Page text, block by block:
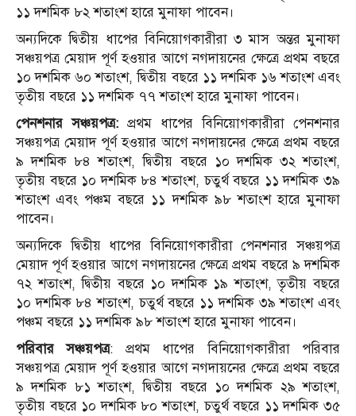
১১ দশমিক ৮২ শতাংশ হারে মুনাফা পাবেন।
অন্যদিকে দ্বিতীয় ধাপের বিনিয়োগকারীরা ৩ মাস অন্তর মুনাফা
সঞ্চয়পত্র মেয়াদ পূর্ণ হওয়ার আগে নগদায়নের ক্ষেত্রে প্রথম বছরে
১০ দশমিক ৬০ শতাংশ, দ্বিতীয় বছরে ১১ দশমিক ১৬ শতাংশ এবং
তৃতীয় বছরে ১১ দশমিক ৭৭ শতাংশ হারে মুনাফা পাবেন।
পেনশনার সঞ্চয়পত্র: প্রথম ধাপের বিনিয়োগকারীরা পেনশনার
সঞ্চয়পত্র মেয়াদ পূর্ণ হওয়ার আগে নগদায়নের ক্ষেত্রে প্রথম বছরে
৯ দশমিক ৮৪ শতাংশ, দ্বিতীয় বছরে ১০ দশমিক ৩২ শতাংশ,
তৃতীয় বছরে ১০ দশমিক ৮৪ শতাংশ, চতুর্থ বছরে ১১ দশমিক ৩৯
শতাংশ এবং পঞ্চম বছরে ১১ দশমিক ৯৮ শতাংশ হারে মুনাফা
পাবেন।
অন্যদিকে দ্বিতীয় ধাপের বিনিয়োগকারীরা পেনশনার সঞ্চয়পত্র
মেয়াদ পূর্ণ হওয়ার আগে নগদায়নের ক্ষেত্রে প্রথম বছরে ৯ দশমিক
৭২ শতাংশ, দ্বিতীয় বছরে ১০ দশমিক ১৯ শতাংশ, তৃতীয় বছরে
১০ দশমিক ৮৪ শতাংশ, চতুর্থ বছরে ১১ দশমিক ৩৯ শতাংশ এবং
পঞ্চম বছরে ১১ দশমিক ৯৮ শতাংশ হারে মুনাফা পাবেন।
পরিবার সঞ্চয়পত্র: প্রথম ধাপের বিনিয়োগকারীরা পরিবার
সঞ্চয়পত্র মেয়াদ পূর্ণ হওয়ার আগে নগদায়নের ক্ষেত্রে প্রথম বছরে
৯ দশমিক ৮১ শতাংশ, দ্বিতীয় বছরে ১০ দশমিক ২৯ শতাংশ,
তৃতীয় বছরে ১০ দশমিক ৮০ শতাংশ, চতুর্থ বছরে ১১ দশমিক ৩৫